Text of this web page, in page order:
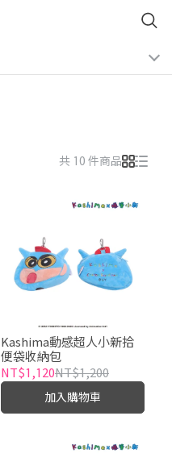
共 10 件商品
Kashima動感超人小新拾
便袋收納包
NT$1,120NT$1,200
加入購物車